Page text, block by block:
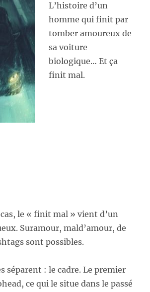
L’histoire d’un
homme qui finit par
tomber amoureux de
sa voiture
biologique… Et ça
finit mal.
le « finit mal » vient d’un
Suramour, mald’amour, de
sont possibles.
séparent : le cadre. Le premier
ce qui le situe dans le passé